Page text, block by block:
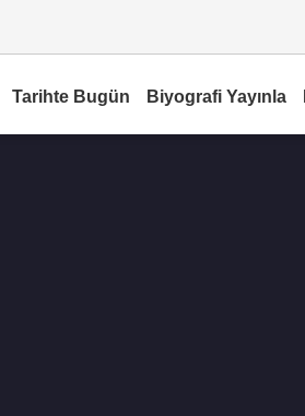
Tarihte Bugün Biyografi Yayınla